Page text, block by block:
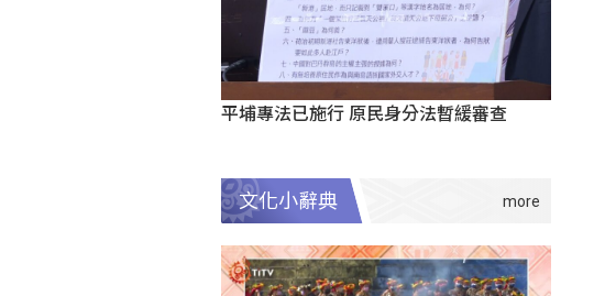
平埔專法已施行 原民身分法暫緩審查
文化小辭典